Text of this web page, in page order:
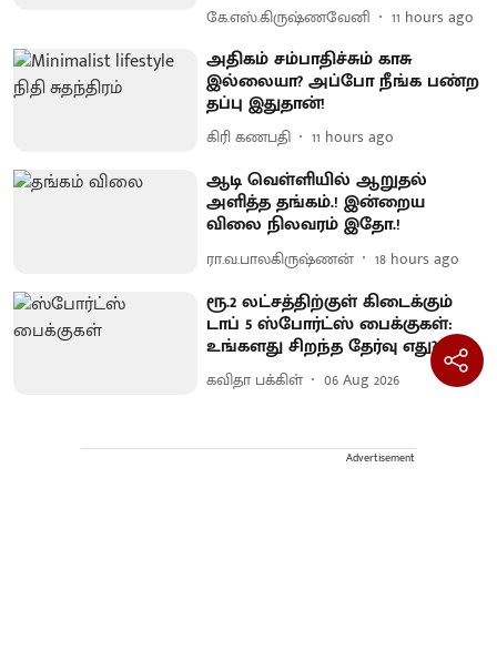
கே.எஸ்.கிருஷ்ணவேனி 11 hours ago
அதிகம் சம்பாதிச்சும் காசு
இல்லையா? அப்போ நீங்க பண்ற
தப்பு இதுதான்!
கிரி கணபதி 11 hours ago
ஆடி வெள்ளியில் ஆறுதல்
அளித்த தங்கம்.! இன்றைய
விலை நிலவரம் இதோ.!
ரா.வ.பாலகிருஷ்ணன் 18 hours ago
ரூ.2 லட்சத்திற்குள் கிடைக்கும்
டாப் 5 ஸ்போர்ட்ஸ் பைக்குகள்:
உங்களது சிறந்த தேர்வு எது?
கவிதா பக்கிள் 06 Aug 2026
Advertisement